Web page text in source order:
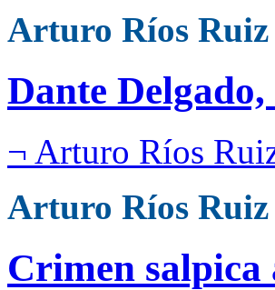
Arturo Ríos Ruiz
Dante
¬ Arturo Ríos
Arturo Ríos Ruiz
Crimen salpica